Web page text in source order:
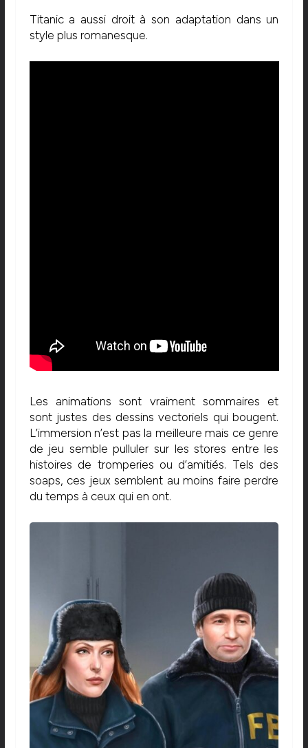
Titanic a aussi droit à son adaptation dans un
style plus romanesque.
Les animations sont vraiment sommaires et
sont justes des dessins vectoriels qui bougent.
L’immersion n’est pas la meilleure mais ce genre
de jeu semble pulluler sur les stores entre les
histoires de tromperies ou d’amitiés. Tels des
soaps, ces jeux semblent au moins faire perdre
du temps à ceux qui en ont.